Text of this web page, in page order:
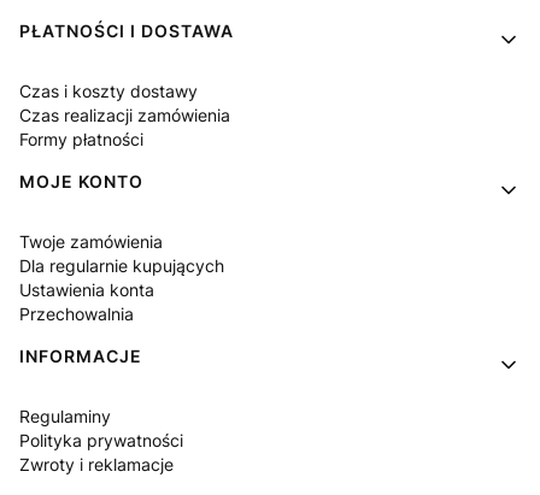
PŁATNOŚCI I DOSTAWA
Czas i koszty dostawy
Czas realizacji zamówienia
Formy płatności
MOJE KONTO
Twoje zamówienia
Dla regularnie kupujących
Ustawienia konta
Przechowalnia
INFORMACJE
Regulaminy
Polityka prywatności
Zwroty i reklamacje